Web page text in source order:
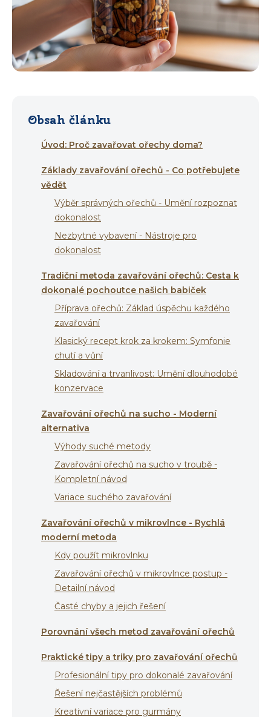
Obsah článku
Úvod: Proč zavařovat ořechy doma?
Základy zavařování ořechů - Co potřebujete
vědět
Výběr správných ořechů - Umění rozpoznat
dokonalost
Nezbytné vybavení - Nástroje pro
dokonalost
Tradiční metoda zavařování ořechů: Cesta k
dokonalé pochoutce našich babiček
Příprava ořechů: Základ úspěchu každého
zavařování
Klasický recept krok za krokem: Symfonie
chutí a vůní
Skladování a trvanlivost: Umění dlouhodobé
konzervace
Zavařování ořechů na sucho - Moderní
alternativa
Výhody suché metody
Zavařování ořechů na sucho v troubě -
Kompletní návod
Variace suchého zavařování
Zavařování ořechů v mikrovlnce - Rychlá
moderní metoda
Kdy použít mikrovlnku
Zavařování ořechů v mikrovlnce postup -
Detailní návod
Časté chyby a jejich řešení
Porovnání všech metod zavařování ořechů
Praktické tipy a triky pro zavařování ořechů
Profesionální tipy pro dokonalé zavařování
Řešení nejčastějších problémů
Kreativní variace pro gurmány